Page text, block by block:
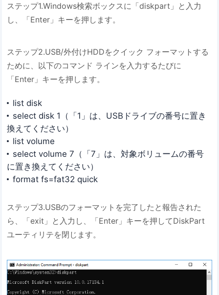
ステップ1.Windows検索ボックスに「diskpart」と入力
し、「Enter」キーを押します。
ステップ2.USB/外付けHDDをクイック フォーマットする
ために、以下のコマンド ラインを入力するたびに
「Enter」キーを押します。
list disk
select disk 1（「1」は、USBドライブの番号に置き
換えてください）
list volume
select volume 7（「7」は、対象ボリュームの番号
に置き換えてください）
format fs=fat32 quick
ステップ3.USBのフォーマットを完了したと報告された
ら、「exit」と入力し、「Enter」キーを押してDiskPart
ユーティリテを閉じます。